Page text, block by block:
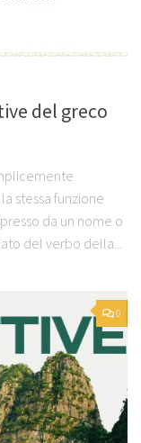
del greco
stessa funzione
da un nome o
del verbo della...
0